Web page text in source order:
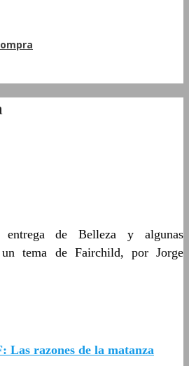
de Belleza y algunas
un tema de Fairchild, por Jorge
razones de la matanza